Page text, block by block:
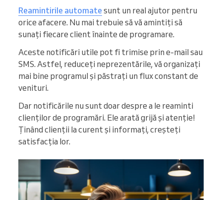
Reamintirile automate sunt un real ajutor pentru
orice afacere. Nu mai trebuie să vă amintiți să
sunați fiecare client înainte de programare.
Aceste notificări utile pot fi trimise prin e-mail sau
SMS. Astfel, reduceți neprezentările, vă organizați
mai bine programul și păstrați un flux constant de
venituri.
Dar notificările nu sunt doar despre a le reaminti
clienților de programări. Ele arată grijă și atenție!
Ținând clienții la curent și informați, creșteți
satisfacția lor.